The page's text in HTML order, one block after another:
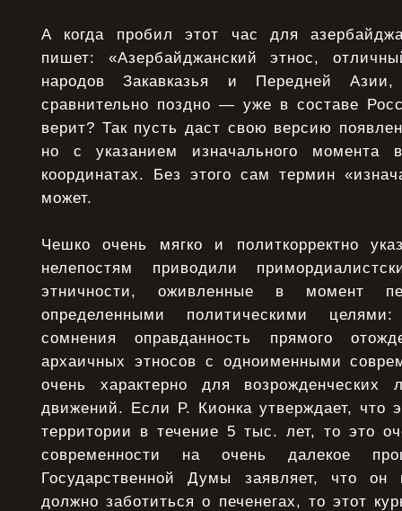
А когда пробил этот час для
пишет: «Азербайджанский этнос,
народов Закавказья и Передней
сравнительно поздно — уже в составе
верит? Так пусть даст свою версию
но с указанием изначального момента
координатах. Без этого сам термин
может.
Чешко очень мягко и политкорректно
нелепостям приводили
этничности, оживленные в момент
определенными политическими
сомнения оправданность прямого
архаичных этносов с одноименными
очень характерно для возрожденческих
движений. Если Р. Кионка утверждает, что
территории в течение 5 тыс. лет, то это
современности на очень далекое
Государственной Думы заявляет, что он
должно заботиться о печенегах, то этот